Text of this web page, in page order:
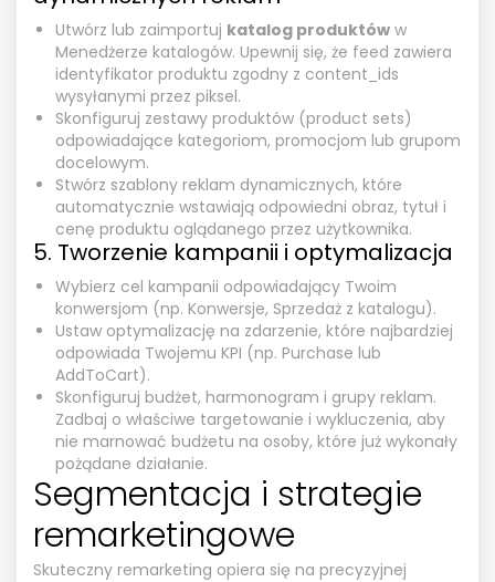
Utwórz lub zaimportuj katalog produktów w
Menedżerze katalogów. Upewnij się, że feed zawiera
identyfikator produktu zgodny z content_ids
wysyłanymi przez piksel.
Skonfiguruj zestawy produktów (product sets)
odpowiadające kategoriom, promocjom lub grupom
docelowym.
Stwórz szablony reklam dynamicznych, które
automatycznie wstawiają odpowiedni obraz, tytuł i
cenę produktu oglądanego przez użytkownika.
5. Tworzenie kampanii i optymalizacja
Wybierz cel kampanii odpowiadający Twoim
konwersjom (np. Konwersje, Sprzedaż z katalogu).
Ustaw optymalizację na zdarzenie, które najbardziej
odpowiada Twojemu KPI (np. Purchase lub
AddToCart).
Skonfiguruj budżet, harmonogram i grupy reklam.
Zadbaj o właściwe targetowanie i wykluczenia, aby
nie marnować budżetu na osoby, które już wykonały
pożądane działanie.
Segmentacja i strategie
remarketingowe
Skuteczny remarketing opiera się na precyzyjnej